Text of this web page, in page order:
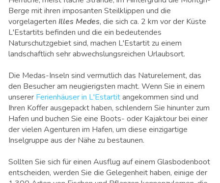
Berge mit ihren imposanten Steilklippen und die
vorgelagerten Illes Medes, die sich ca. 2 km vor der Küste
L'Estartits befinden und die ein bedeutendes
Naturschutzgebiet sind, machen L'Estartit zu einem
landschaftlich sehr abwechslungsreichen Urlaubsort.
Die Medas-Inseln sind vermutlich das Naturelement, das
den Besucher am neugierigsten macht. Wenn Sie in einem
unserer Ferienhäuser in L'Estartitangekommen sind und
Ihren Koffer ausgepackt haben, schlendern Sie hinunter zum
Hafen und buchen Sie eine Boots- oder Kajaktour bei einer
der vielen Agenturen im Hafen, um diese einzigartige
Inselgruppe aus der Nähe zu bestaunen.
Sollten Sie sich für einen Ausflug auf einem Glasbodenboot
entscheiden, werden Sie die Gelegenheit haben, einige der